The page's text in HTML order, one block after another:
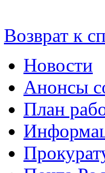
Возврат к
Новости
Анонсы
План